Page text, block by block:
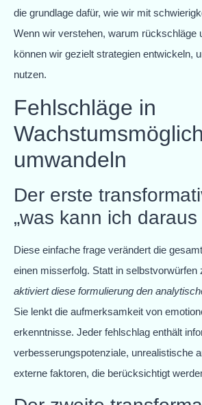
die grundlage dafür, wie wir mit
Wenn wir verstehen, warum rückschläge
können wir gezielt strategien entwickeln,
nutzen.
Fehlschläge in
umwandeln
Der erste
„was kann ich daraus
Diese einfache frage verändert die
einen misserfolg. Statt in selbstvorwürfen
aktiviert diese formulierung den
Sie lenkt die aufmerksamkeit von
erkenntnisse. Jeder fehlschlag enthält
verbesserungspotenziale, unrealistische
externe faktoren, die berücksichtigt